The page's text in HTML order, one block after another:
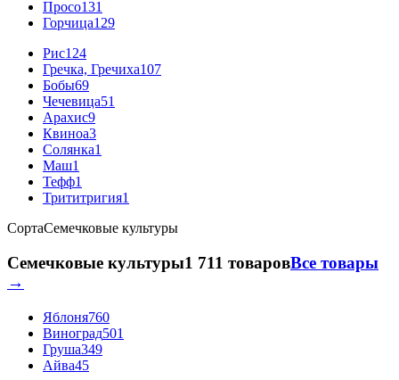
Просо131
Горчица129
Рис124
Гречка, Гречиха107
Бобы69
Чечевица51
Арахис9
Квиноа3
Солянка1
Маш1
Тефф1
Трититригия1
СортаСемечковые культуры
Семечковые культуры1 711 товаровВсе товары
→
Яблоня760
Виноград501
Груша349
Айва45